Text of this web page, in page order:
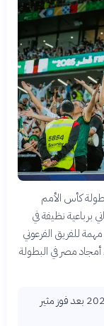
كأس الأمم
برباعية نظيفة في
للفريق الفرعوني
أمجاد مصر في البطولة
مصر تتأهل إلى نهائيات كأس الأمم الإفريقية 2025 بعد فوز مثير